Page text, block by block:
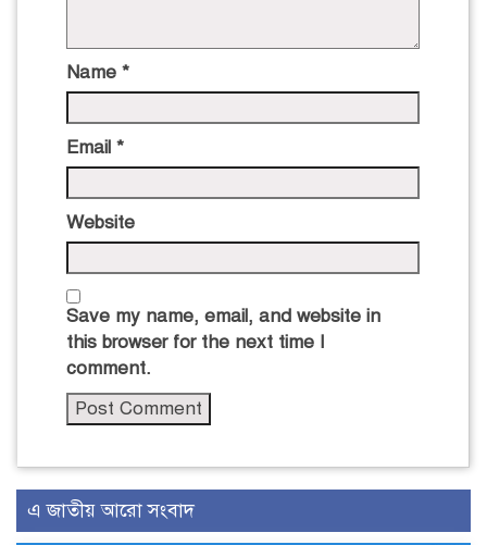
Name *
Email *
Website
Save my name, email, and website in
this browser for the next time I
comment.
এ জাতীয় আরো সংবাদ